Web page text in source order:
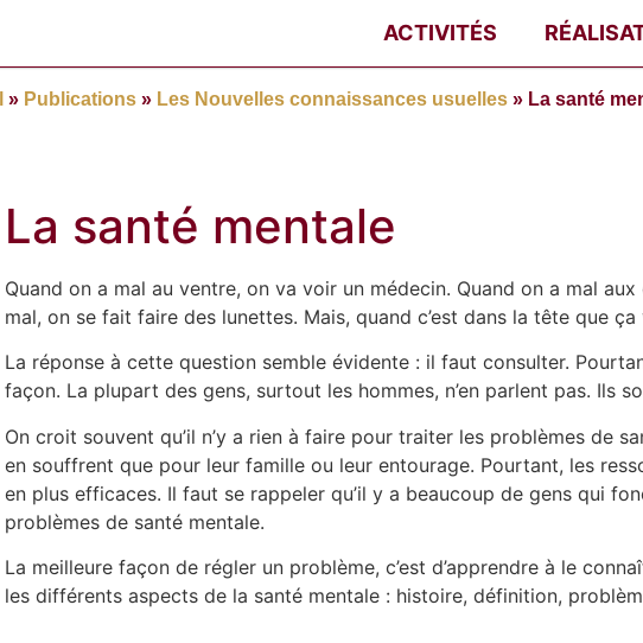
ACTIVITÉS
» Publications » Les Nouvelles connaissances usuelles » La santé
La santé mentale
Quand on a mal au ventre, on va voir un médecin. Quand on a mal
mal, on se fait faire des lunettes. Mais, quand c’est dans la tête que ça
La réponse à cette question semble évidente : il faut consulter.
façon. La plupart des gens, surtout les hommes, n’en parlent pas. Ils
On croit souvent qu’il n’y a rien à faire pour traiter les problèmes de
en souffrent que pour leur famille ou leur entourage. Pourtant, les
en plus efficaces. Il faut se rappeler qu’il y a beaucoup de gens qui
problèmes de santé mentale.
La meilleure façon de régler un problème, c’est d’apprendre à le
les différents aspects de la santé mentale : histoire, définition,